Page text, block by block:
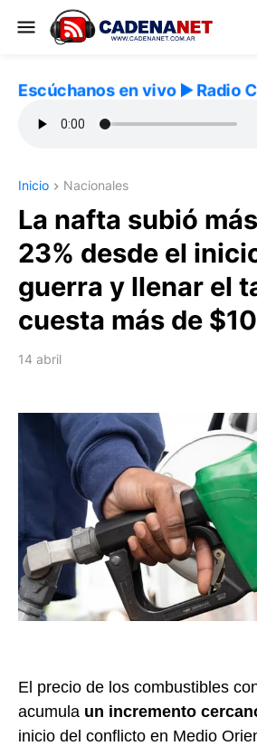
Escúchanos en vivo ▶️ Radio
Inicio Nacionales
La nafta subió
23% desde el
guerra y llenar el
cuesta más de
14 abril
El precio de los combustibles
acumula un incremento
inicio del conflicto en Medio